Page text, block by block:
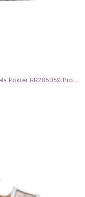
Zaxy Flipes femininas perfumadas com fivela Pokter RR285059 Brown marrom